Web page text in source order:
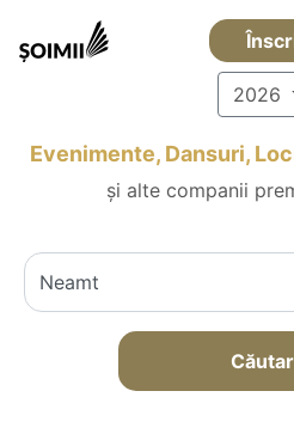
2026
Evenimente, Dansuri,
și alte companii